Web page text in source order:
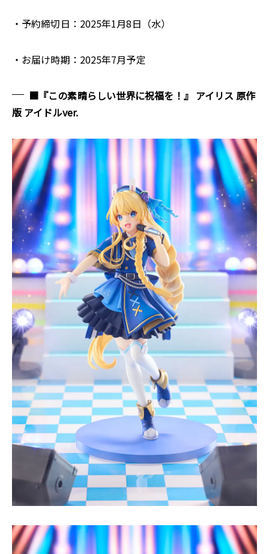
・予約締切日：2025年1月8日（水）
・お届け時期：2025年7月予定
■『この素晴らしい世界に祝福を！』 アイリス 原作
版 アイドルver.